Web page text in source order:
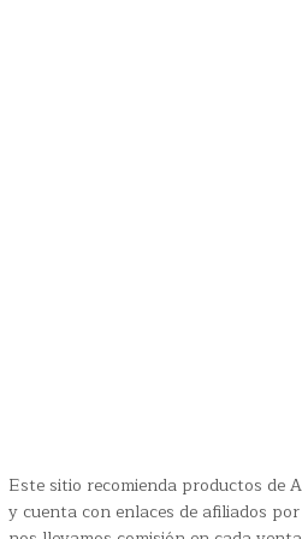
Este sitio recomienda productos de
y cuenta con enlaces de afiliados